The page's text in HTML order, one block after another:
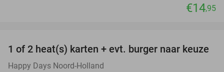
€14,95
19%
1 of 2 heat(s) karten + evt. burger naar keuze
Happy Days Noord-Holland